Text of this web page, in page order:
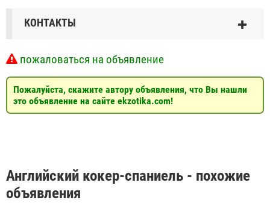
КОНТАКТЫ
пожаловаться на объявление
Пожалуйста, скажите автору объявления, что Вы нашли
это объявление на сайте ekzotika.com!
Английский кокер-спаниель - похожие
объявления